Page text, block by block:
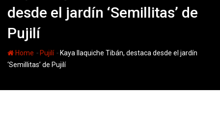
desde el jardín ‘Semillitas’ de
Pujilí
Home - Pujilí- Kaya Ilaquiche Tibán, destaca desde el jardín
‘Semillitas’ de Pujilí